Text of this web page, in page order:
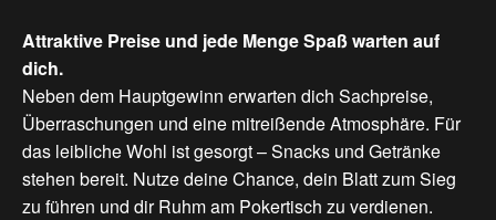
Attraktive Preise und jede MengeSpaßwarten auf
dich.
Neben dem Hauptgewinn erwarten dich Sachpreise,
Überraschungen und eine mitreißende Atmosphäre. Für
das leibliche Wohl ist gesorgt – Snacks und Getränke
stehen bereit. Nutze deine Chance, dein Blatt zum Sieg
zu führen und dir Ruhm am Pokertisch zu verdienen.